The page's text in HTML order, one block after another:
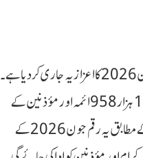
تلنگانہ حکومت نے ریاست بھر کے ائمہ کرام اور مؤذنین کے لیے جون 2026 کا اعزازیہ جاری کر دیا ہے۔
تلنگانہ وقف بورڈ کی جانب سے جاری کردہ پریس نوٹ کے مطابق حکومت نے 15 ہزار 958 ائمہ اور مؤذنین کے
اعزازیے کی مد میں 7 کروڑ 97 لاکھ 90 ہزار روپے جاری کیے ہیں۔وقف بورڈ کے مطابق یہ رقم جون 2026 کے